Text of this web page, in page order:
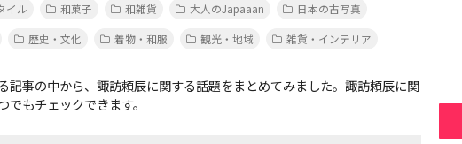
イル 和菓子 和雑貨 大人のJapaaan
日本の古写真
歴史・文化 着物・和服 観光・地域 雑貨・インテリア
記事の中から、諏訪頼辰に関する話題をまとめてみました。諏訪頼辰に関
もチェックできます。